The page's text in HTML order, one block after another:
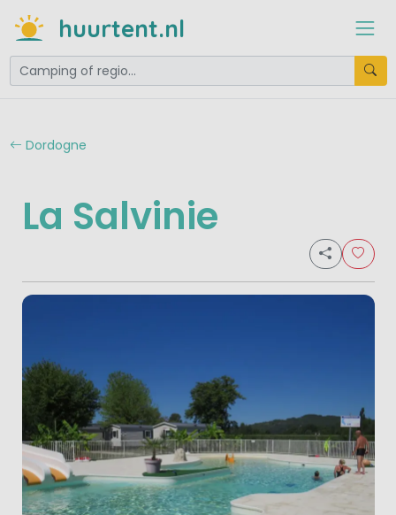
huurtent.nl
Dordogne
La Salvinie